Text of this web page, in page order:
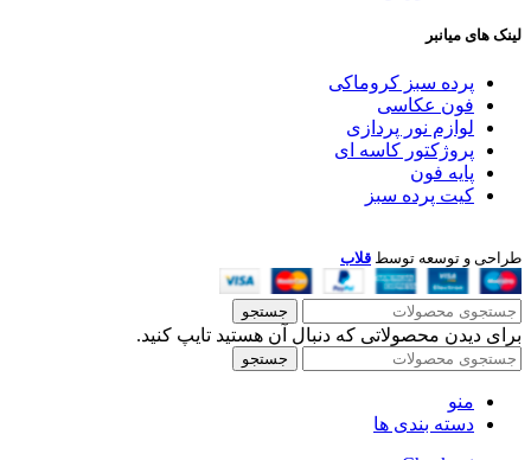
لینک های میانبر
پرده سبز کروماکی
فون عکاسی
لوازم نور پردازی
پروژکتور کاسه ای
پایه فون
کیت پرده سبز
طراحی و توسعه توسط قلاب
جستجو
برای دیدن محصولاتی که دنبال آن هستید تایپ کنید.
جستجو
منو
دسته بندی ها